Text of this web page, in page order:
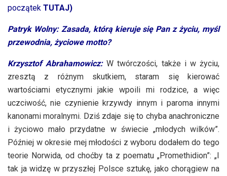
początek TUTAJ)
Patryk Wolny: Zasada, którą kieruje się Pan z życiu, myśl
przewodnia, życiowe motto?
Krzysztof Abrahamowicz: W twórczości, także i w życiu,
zresztą z różnym skutkiem, staram się kierować
wartościami etycznymi jakie wpoili mi rodzice, a więc
uczciwość, nie czynienie krzywdy innym i paroma innymi
kanonami moralnymi. Dziś zdaje się to chyba anachroniczne
i życiowo mało przydatne w świecie „młodych wilków”.
Później w okresie mej młodości z wyboru dodałem do tego
teorie Norwida, od choćby ta z poematu „Promethidion”: „I
tak ja widzę w przyszłej Polsce sztukę, jako chorągiew na